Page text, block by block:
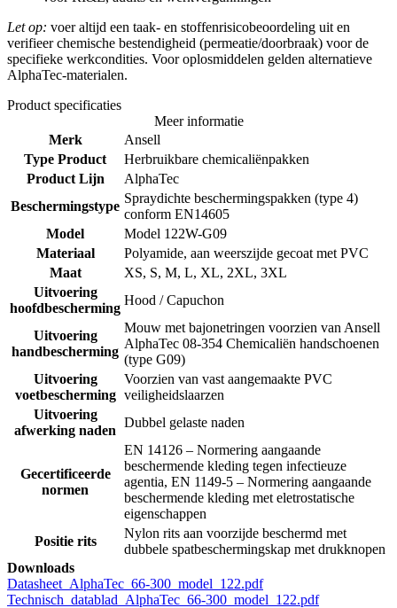
Let op: voer altijd een taak- en stoffenrisicobeoordeling uit en
verifieer chemische bestendigheid (permeatie/doorbraak) voor de
specifieke werkcondities. Voor oplosmiddelen gelden alternatieve
AlphaTec-materialen.
Product specificaties
Meer informatie
Merk
Ansell
Type Product
Herbruikbare chemicaliënpakken
Product Lijn
AlphaTec
Beschermingstype
Spraydichte beschermingspakken (type 4)
conform EN14605
Model
Model 122W-G09
Materiaal
Polyamide, aan weerszijde gecoat met PVC
Maat
XS, S, M, L, XL, 2XL, 3XL
Uitvoering
hoofdbescherming
Hood / Capuchon
Uitvoering
handbescherming
Mouw met bajonetringen voorzien van Ansell
AlphaTec 08-354 Chemicaliën handschoenen
(type G09)
Uitvoering
voetbescherming
Voorzien van vast aangemaakte PVC
veiligheidslaarzen
Uitvoering
afwerking naden
Dubbel gelaste naden
Gecertificeerde
normen
EN 14126 – Normering aangaande
beschermende kleding tegen infectieuze
agentia, EN 1149-5 – Normering aangaande
beschermende kleding met eletrostatische
eigenschappen
Positie rits
Nylon rits aan voorzijde beschermd met
dubbele spatbeschermingskap met drukknopen
Downloads
Datasheet_AlphaTec_66-300_model_122.pdf
Technisch_datablad_AlphaTec_66-300_model_122.pdf